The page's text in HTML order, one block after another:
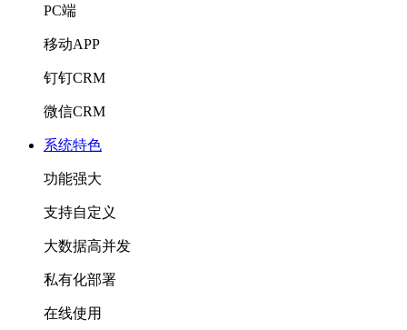
PC端
移动APP
钉钉CRM
微信CRM
系统特色
功能强大
支持自定义
大数据高并发
私有化部署
在线使用